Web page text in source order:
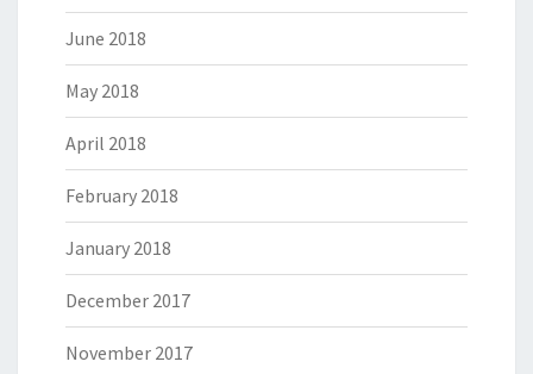
June 2018
May 2018
April 2018
February 2018
January 2018
December 2017
November 2017